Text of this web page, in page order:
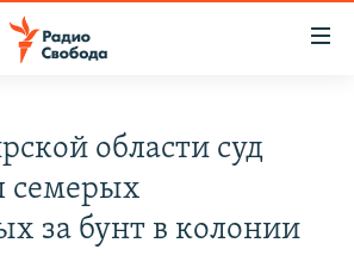
области суд
семерых
за бунт в колонии